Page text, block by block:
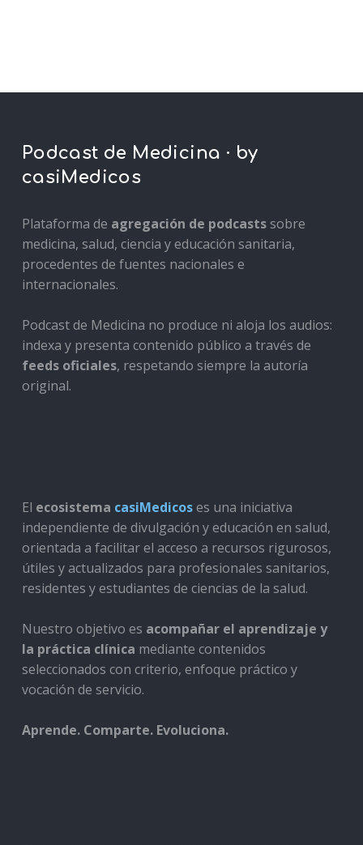
Podcast de Medicina · by
casiMedicos
Plataforma de agregación de podcastssobre
medicina, salud, ciencia y educación sanitaria,
procedentes de fuentes nacionales e
internacionales.
Podcast de Medicina no produce ni aloja los audios:
indexa y presenta contenido público a través de
feeds oficiales, respetando siempre la autoría
original.
El ecosistema casiMedicoses una iniciativa
independiente de divulgación y educación en salud,
orientada a facilitar el acceso a recursos rigurosos,
útiles y actualizados para profesionales sanitarios,
residentes y estudiantes de ciencias de la salud.
Nuestro objetivo es acompañar el aprendizaje y
la práctica clínica mediante contenidos
seleccionados con criterio, enfoque práctico y
vocación de servicio.
Aprende. Comparte. Evoluciona.